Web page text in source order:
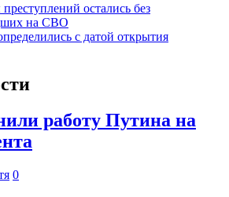
остались без
на СВО
с датой открытия
работу Путина на
0